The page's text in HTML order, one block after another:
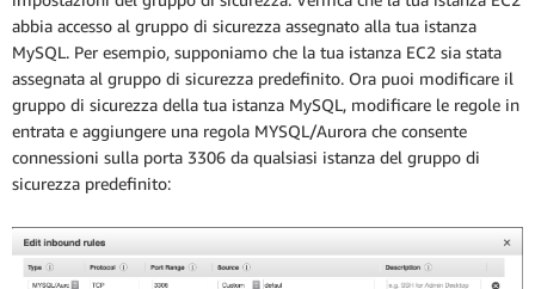
abbia accesso al gruppo di sicurezza assegnato alla tua istanza
MySQL. Per esempio, supponiamo che la tua istanza EC2 sia stata
assegnata al gruppo di sicurezza predefinito. Ora puoi modificare il
gruppo di sicurezza della tua istanza MySQL, modificare le regole in
entrata e aggiungere una regola MYSQL/Aurora che consente
connessioni sulla porta 3306 da qualsiasi istanza del gruppo di
sicurezza predefinito: